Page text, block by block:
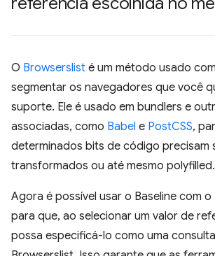
O Browserslist é um método usado
segmentar os navegadores que você
suporte. Ele é usado em bundlers e
associadas, como Babel e PostCSS,
determinados bits de código precisam
transformados ou até mesmo polyfilled.
Agora é possível usar o Baseline com
para que, ao selecionar um valor de
possa especificá-lo como uma